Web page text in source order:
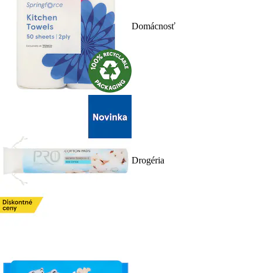
Domácnosť
Drogéria